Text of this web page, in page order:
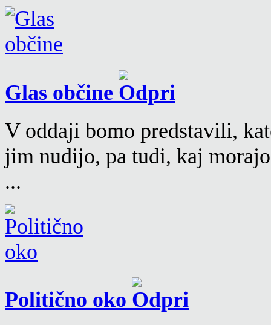
Glas občine
V oddaji bomo predstavili,
jim nudijo, pa tudi, kaj
...
Politično oko